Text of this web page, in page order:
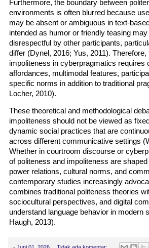
Furthermore, the boundary between
environments is often blurred because
may be absent or ambiguous in text-
intended as humor or friendly teasing
disrespectful by other participants,
differ (Dynel, 2016; Yus, 2011).
impoliteness in cyberpragmatics requires
affordances, multimodal features,
specific norms in addition to traditional
Locher, 2010).
These theoretical and methodological
impoliteness should not be viewed as
dynamic social practices that are
across different communicative settings
Whether in courtroom discourse or
of politeness and impoliteness are
power relations, cultural norms, and
contemporary studies increasingly
combines traditional politeness theories
sociocultural perspectives, and digital
understand language behavior in modern
Haugh, 2013).
- Juni 01, 2026 Tidak ada komentar: